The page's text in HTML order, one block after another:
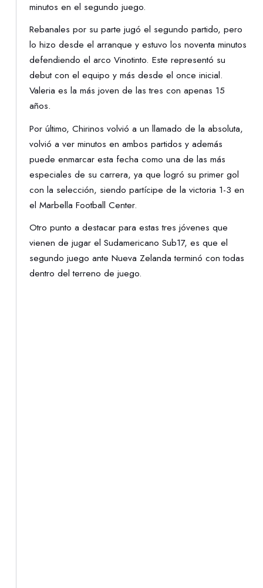
minutos en el segundo juego.
Rebanales por su parte jugó el segundo partido, pero
lo hizo desde el arranque y estuvo los noventa minutos
defendiendo el arco Vinotinto. Este representó su
debut con el equipo y más desde el once inicial.
Valeria es la más joven de las tres con apenas 15
años.
Por último, Chirinos volvió a un llamado de la absoluta,
volvió a ver minutos en ambos partidos y además
puede enmarcar esta fecha como una de las más
especiales de su carrera, ya que logró su primer gol
con la selección, siendo partícipe de la victoria 1-3 en
el Marbella Football Center.
Otro punto a destacar para estas tres jóvenes que
vienen de jugar el Sudamericano Sub17, es que el
segundo juego ante Nueva Zelanda terminó con todas
dentro del terreno de juego.